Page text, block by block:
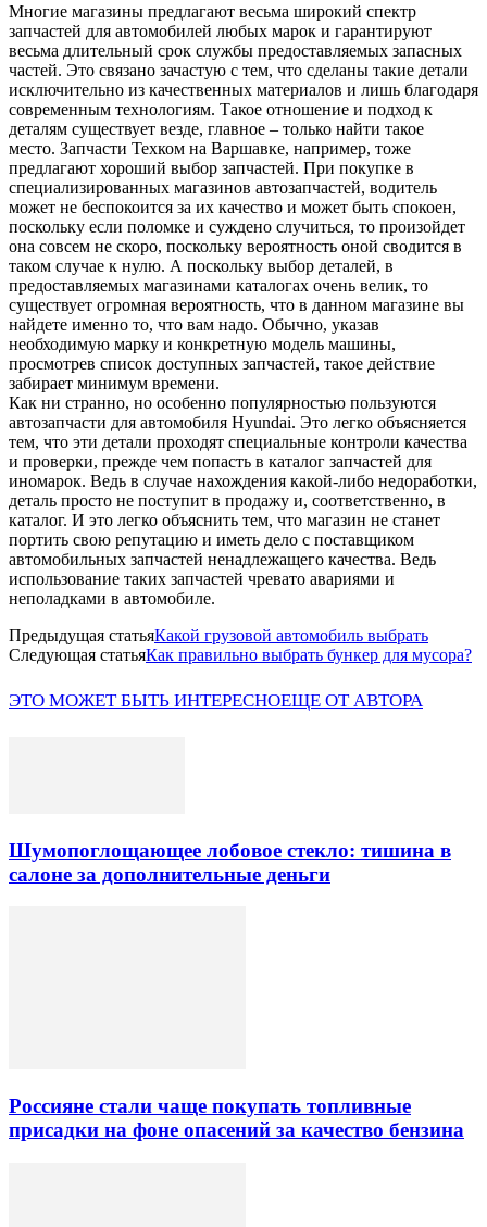
Многие магазины предлагают весьма широкий спектр
запчастей для автомобилей любых марок и гарантируют
весьма длительный срок службы предоставляемых запасных
частей. Это связано зачастую с тем, что сделаны такие детали
исключительно из качественных материалов и лишь благодаря
современным технологиям. Такое отношение и подход к
деталям существует везде, главное – только найти такое
место. Запчасти Техком на Варшавке, например, тоже
предлагают хороший выбор запчастей. При покупке в
специализированных магазинов автозапчастей, водитель
может не беспокоится за их качество и может быть спокоен,
поскольку если поломке и суждено случиться, то произойдет
она совсем не скоро, поскольку вероятность оной сводится в
таком случае к нулю. А поскольку выбор деталей, в
предоставляемых магазинами каталогах очень велик, то
существует огромная вероятность, что в данном магазине вы
найдете именно то, что вам надо. Обычно, указав
необходимую марку и конкретную модель машины,
просмотрев список доступных запчастей, такое действие
забирает минимум времени.
Как ни странно, но особенно популярностью пользуются
автозапчасти для автомобиля Hyundai. Это легко объясняется
тем, что эти детали проходят специальные контроли качества
и проверки, прежде чем попасть в каталог запчастей для
иномарок. Ведь в случае нахождения какой-либо недоработки,
деталь просто не поступит в продажу и, соответственно, в
каталог. И это легко объяснить тем, что магазин не станет
портить свою репутацию и иметь дело с поставщиком
автомобильных запчастей ненадлежащего качества. Ведь
использование таких запчастей чревато авариями и
неполадками в автомобиле.
Предыдущая статьяКакой грузовой автомобиль выбрать
Следующая статьяКак правильно выбрать бункер для мусора?
ЭТО МОЖЕТ БЫТЬ ИНТЕРЕСНОЕЩЕ ОТ АВТОРА
Шумопоглощающее лобовое стекло: тишина в
салоне за дополнительные деньги
Россияне стали чаще покупать топливные
присадки на фоне опасений за качество бензина